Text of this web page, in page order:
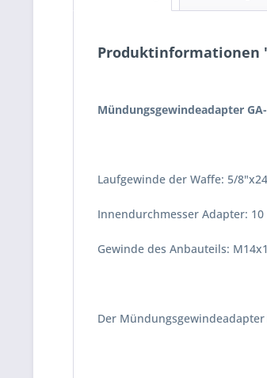
Produktinformationen
Mündungsgewindeadapter
Laufgewinde der Waffe: 5/
Innendurchmesser Adapter: 10
Gewinde des Anbauteils: M14x1
Der